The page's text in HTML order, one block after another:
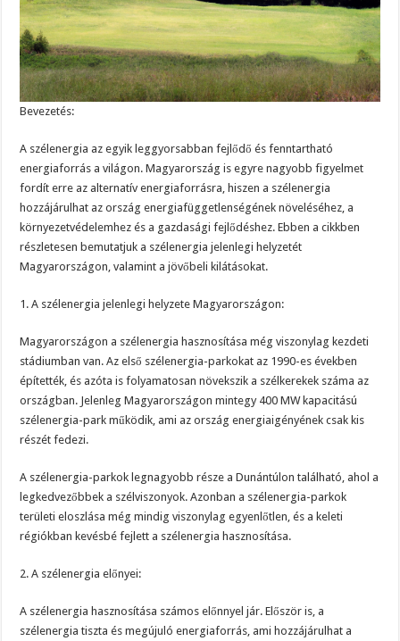
Bevezetés:
A szélenergia az egyik leggyorsabban fejlődő és fenntartható
energiaforrás a világon. Magyarország is egyre nagyobb figyelmet
fordít erre az alternatív energiaforrásra, hiszen a szélenergia
hozzájárulhat az ország energiafüggetlenségének növeléséhez, a
környezetvédelemhez és a gazdasági fejlődéshez. Ebben a cikkben
részletesen bemutatjuk a szélenergia jelenlegi helyzetét
Magyarországon, valamint a jövőbeli kilátásokat.
1. A szélenergia jelenlegi helyzete Magyarországon:
Magyarországon a szélenergia hasznosítása még viszonylag kezdeti
stádiumban van. Az első szélenergia-parkokat az 1990-es években
építették, és azóta is folyamatosan növekszik a szélkerekek száma az
országban. Jelenleg Magyarországon mintegy 400 MW kapacitású
szélenergia-park működik, ami az ország energiaigényének csak kis
részét fedezi.
A szélenergia-parkok legnagyobb része a Dunántúlon található, ahol a
legkedvezőbbek a szélviszonyok. Azonban a szélenergia-parkok
területi eloszlása még mindig viszonylag egyenlőtlen, és a keleti
régiókban kevésbé fejlett a szélenergia hasznosítása.
2. A szélenergia előnyei:
A szélenergia hasznosítása számos előnnyel jár. Először is, a
szélenergia tiszta és megújuló energiaforrás, ami hozzájárulhat a